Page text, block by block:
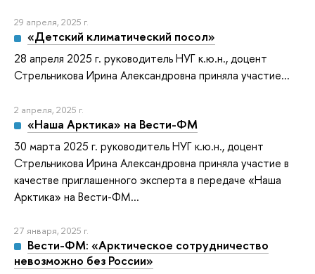
29 апреля, 2025 г.
«Детский климатический посол»
28 апреля 2025 г. руководитель НУГ к.ю.н., доцент
Стрельникова Ирина Александровна приняла участие...
2 апреля, 2025 г.
«Наша Арктика» на Вести-ФМ
30 марта 2025 г. руководитель НУГ к.ю.н., доцент
Стрельникова Ирина Александровна приняла участие в
качестве приглашенного эксперта в передаче «Наша
Арктика» на Вести-ФМ...
27 января, 2025 г.
Вести-ФМ: «Арктическое сотрудничество
невозможно без России»